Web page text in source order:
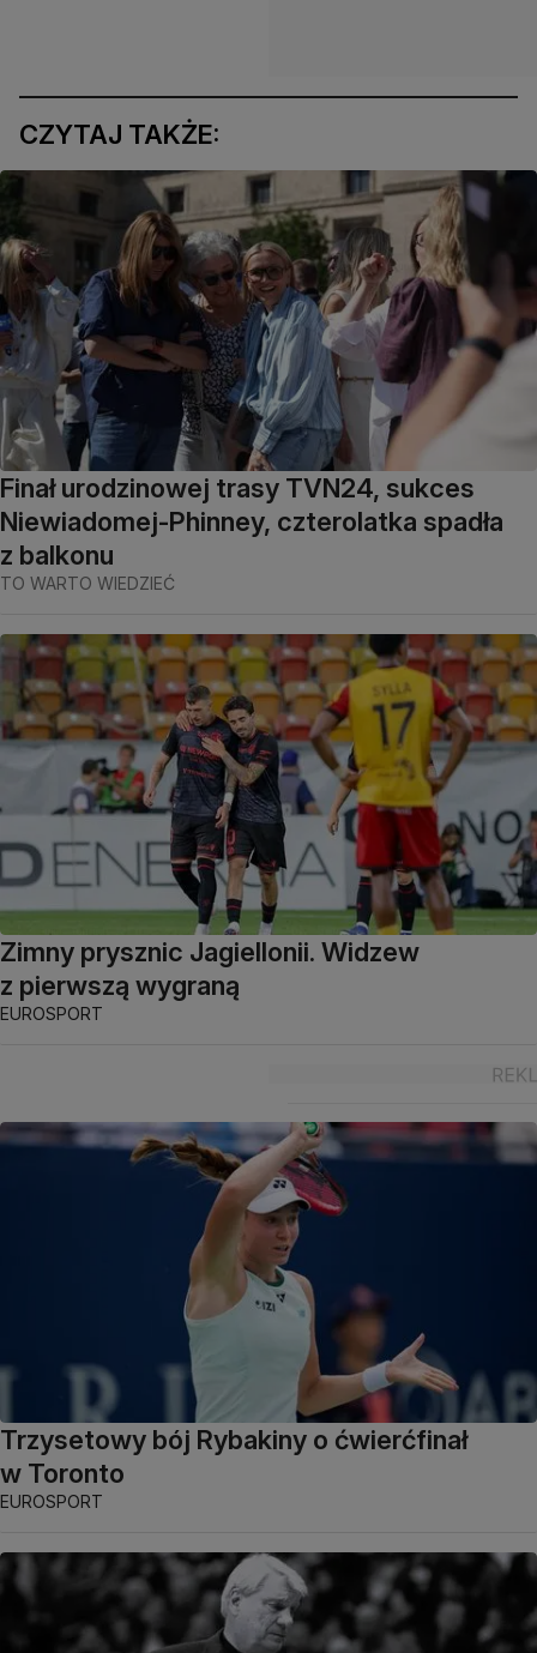
CZYTAJ TAKŻE:
Finał urodzinowej trasy TVN24, sukces
Niewiadomej-Phinney, czterolatka spadła
z balkonu
TO WARTO WIEDZIEĆ
Zimny prysznic Jagiellonii. Widzew
z pierwszą wygraną
EUROSPORT
Trzysetowy bój Rybakiny o ćwierćfinał
w Toronto
EUROSPORT